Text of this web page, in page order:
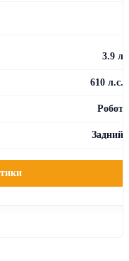
3.9 л
610 л.с.
Робот
Задний